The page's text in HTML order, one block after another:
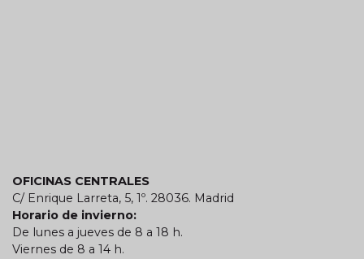
OFICINAS CENTRALES
C/ Enrique Larreta, 5, 1º. 28036. Madrid
Horario de invierno:
De lunes a jueves de 8 a 18 h.
Viernes de 8 a 14 h.